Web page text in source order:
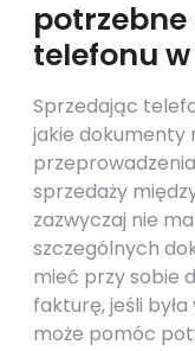
telefonu
Sprzedając
jakie
sprzedaży
zazwyczaj nie
szczególnych
mieć przy sobie
fakturę, jeśli
może pomóc